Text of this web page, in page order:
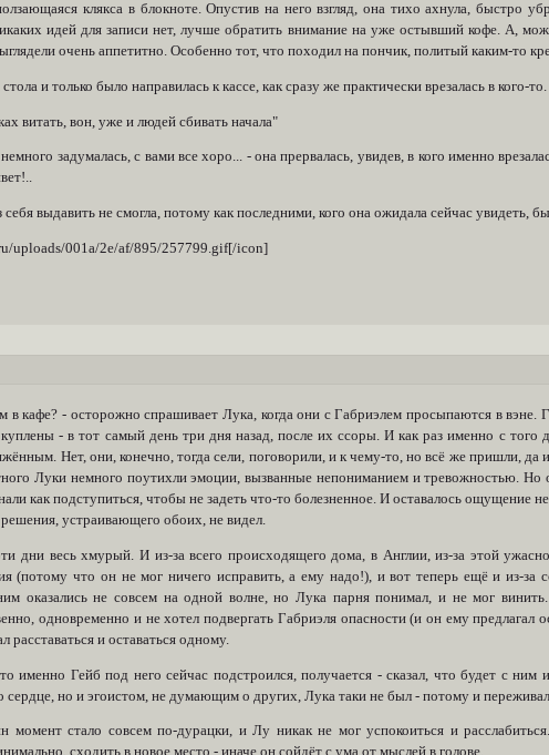
клякса в блокноте. Опустив на него взгляд, она тихо ахнула, быстро
идей для записи нет, лучше обратить внимание на уже остывший кофе. А,
очень аппетитно. Особенно тот, что походил на пончик, политый каким-то
и только было направилась к кассе, как сразу же практически врезалась в кого-то.
витать, вон, уже и людей сбивать начала"
задумалась, с вами все хоро... - она прервалась, увидев, в кого именно
выдавить не смогла, потому как последними, кого она ожидала сейчас увидеть,
uploads/001a/2e/af/895/257799.gif[/icon]
в кафе? - осторожно спрашивает Лука, когда они с Габриэлем просыпаются в вэне.
- в тот самый день три дня назад, после их ссоры. И как раз именно с того
Нет, они, конечно, тогда сели, поговорили, и к чему-то, но всё же пришли, да
Луки немного поутихли эмоции, вызванные непониманием и тревожностью. Но
как подступиться, чтобы не задеть что-то болезненное. И оставалось ощущение
устраивающего обоих, не видел.
дни весь хмурый. И из-за всего происходящего дома, в Англии, из-за этой
(потому что он не мог ничего исправить, а ему надо!), и вот теперь ещё и из-за
оказались не совсем на одной волне, но Лука парня понимал, и не мог
одновременно и не хотел подвергать Габриэля опасности (и он ему предлагал
расставаться и оставаться одному.
именно Гейб под него сейчас подстроился, получается - сказал, что будет с ним
сердце, но и эгоистом, не думающим о других, Лука таки не был - потому и переживал.
стало совсем по-дурацки, и Лу никак не мог успокоиться и